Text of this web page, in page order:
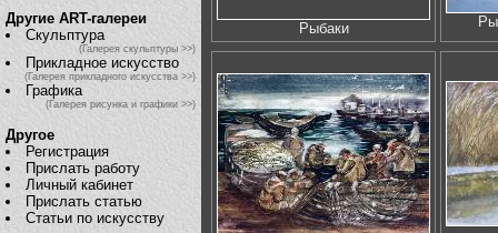
Другие ART-галереи
Скульптура
(Галерея скульптуры >>)
Прикладное искусство
(Галерея прикладного искусства >>)
Графика
(Галерея рисунка и графики >>)
Другое
Регистрация
Прислать работу
Личный кабинет
Прислать статью
Статьи по искусству
Рыбаки